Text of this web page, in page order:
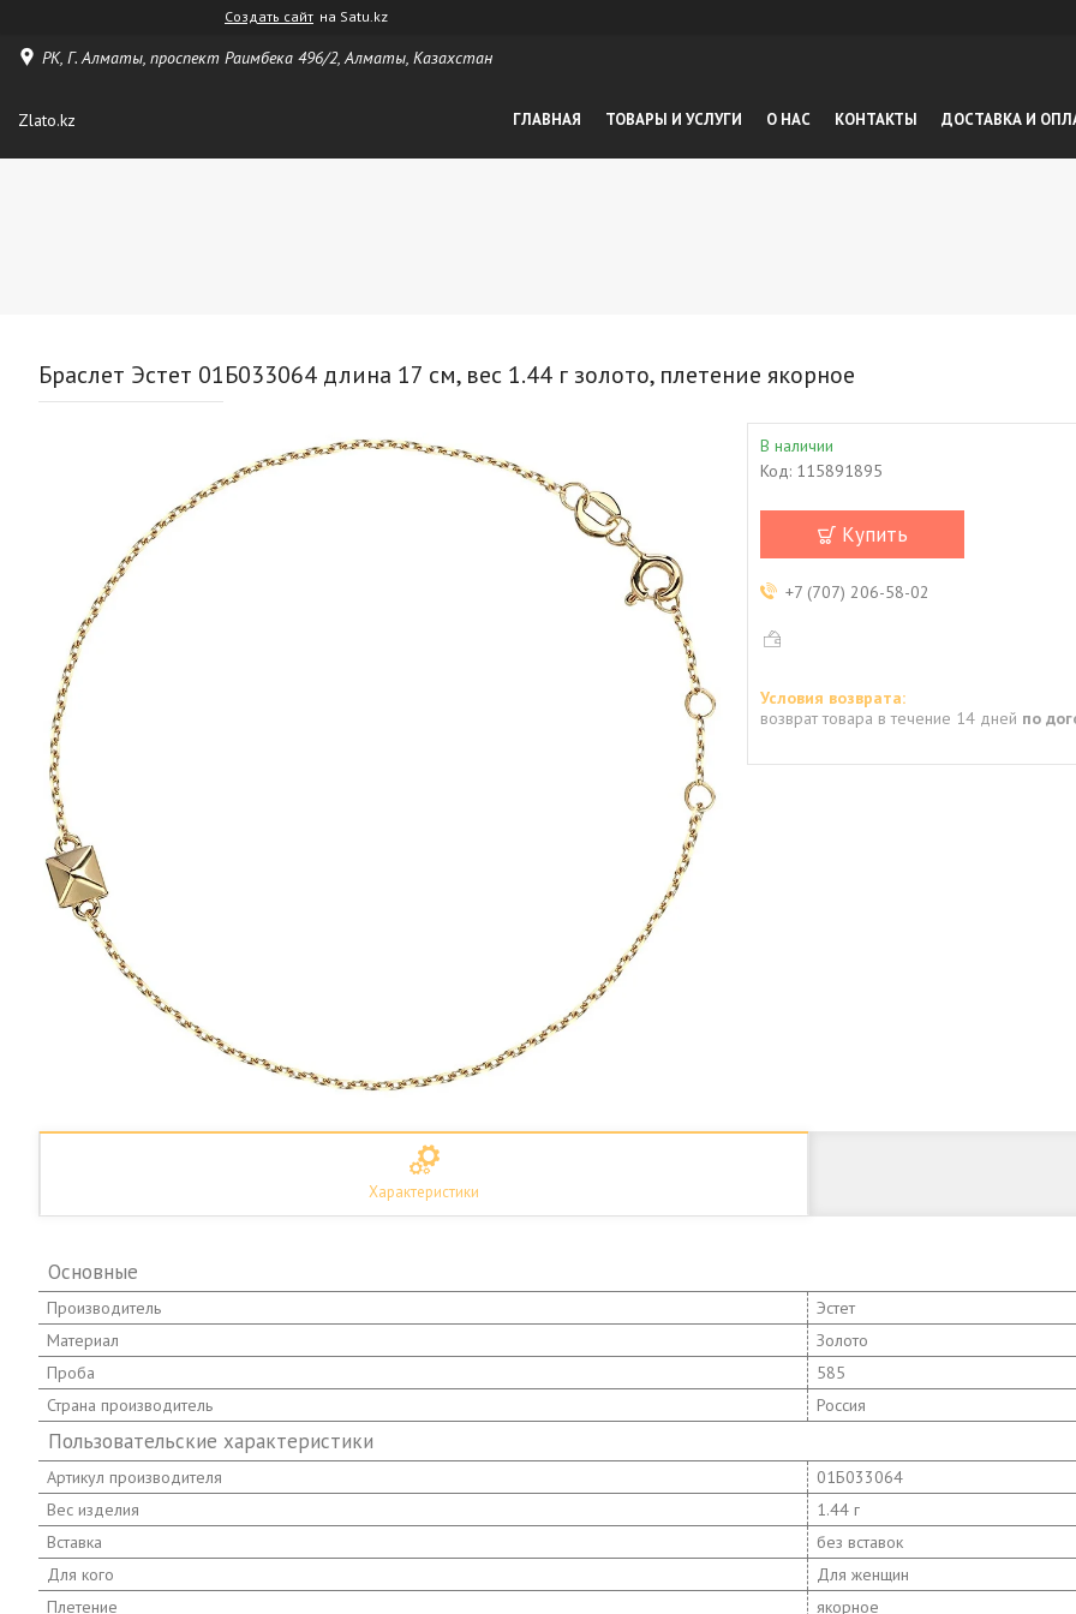
Создать сайт на Satu.kz
РК, Г. Алматы, проспект Раимбека 496/2, Алматы, Казахстан
Zlato.kz ГЛАВНАЯ ТОВАРЫ И УСЛУГИ О НАС КОНТАКТЫ ДОСТАВКА И
Браслет Эстет 01Б033064 длина 17 см, вес 1.44 г золото, плетение якорное
В наличии
Код: 115891895
Купить
+7 (707) 206-58-02
возврат товара в течение 14 дней по
Характеристики
Основные
Производитель
Эстет
Материал
Золото
Проба
585
Страна производитель
Россия
Пользовательские характеристики
Артикул производителя
01Б033064
Вес изделия
1.44 г
Вставка
без вставок
Для кого
Для женщин
Плетение
якорное